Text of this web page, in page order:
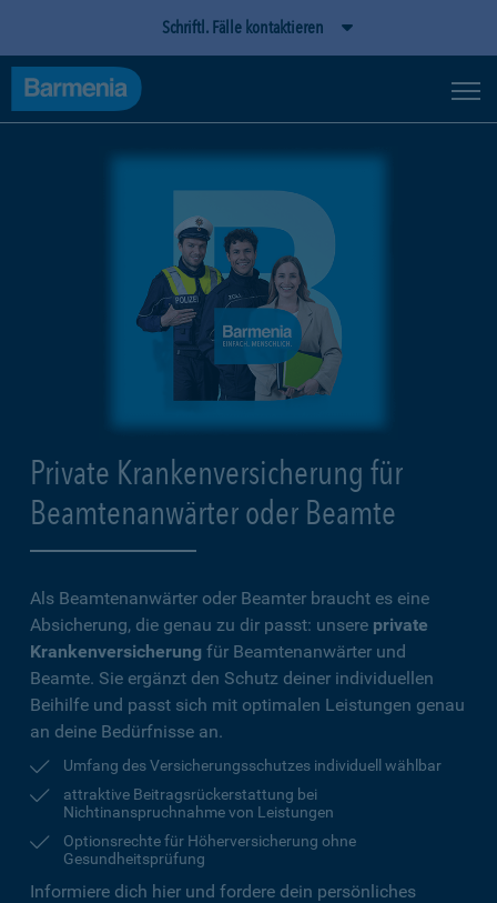
Schriftl. Fälle kontaktieren
Private Krankenversicherung für
Beamtenanwärter oder Beamte
Als Beamtenanwärter oder Beamter braucht es eine
Absicherung, die genau zu dir passt: unsere private
Krankenversicherung für Beamtenanwärter und
Beamte. Sie ergänzt den Schutz deiner individuellen
Beihilfe und passt sich mit optimalen Leistungen genau
an deine Bedürfnisse an.
Umfang des Versicherungsschutzes individuell wählbar
attraktive Beitragsrückerstattung bei
Nichtinanspruchnahme von Leistungen
Optionsrechte für Höherversicherung ohne
Gesundheitsprüfung
Informiere dich hier und fordere dein persönliches